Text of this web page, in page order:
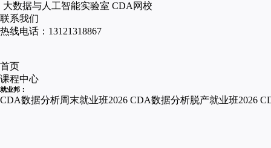
大数据与人工智能实验室 CDA网校
联系我们
热线电话：13121318867
首页
课程中心
就业邦：
CDA数据分析周末就业班2026 CDA数据分析脱产就业班2026